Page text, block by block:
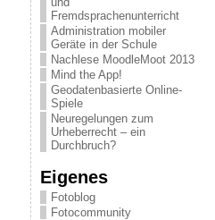
Fremdsprachenunterricht
Administration mobiler
Geräte in der Schule
Nachlese MoodleMoot 2013
Mind the App!
Geodatenbasierte Online-
Spiele
Neuregelungen zum
Urheberrecht – ein
Durchbruch?
Eigenes
Fotoblog
Fotocommunity